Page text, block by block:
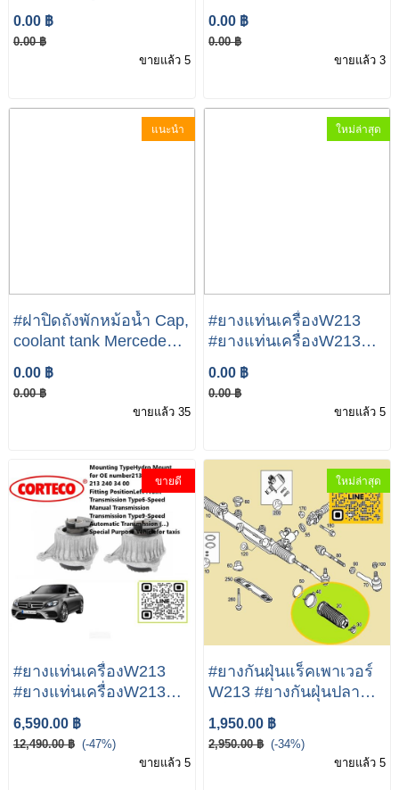
W205 W213 W238
W257 เบอร์ 205 330 55
01-56 01 ยี่ห้อ
0.00 ฿
0.00 ฿
ขายแล้ว 5
Auxiliary Fan Assembly
0999061100 /
A0999061100
0.00 ฿
0.00 ฿
ขายแล้ว 3
แนะนำ
#ฝาปิดถังพักหม้อน้ำ Cap,
coolant tank Mercedes-
0.00 ฿
0.00 ฿
ขายแล้ว 35
ใหม่ล่าสุด
#ยางแท่นเครื่องW213
#ยางแท่นเครื่องW213ดี
เบนซ์ เครื่อง OM654 รุ่น
W205 W213 CLS(W257)
0.00 ฿
0.00 ฿
ขายแล้ว 5
ขายดี
#ยางแท่นเครื่องW213
#ยางแท่นเครื่องW213ดี
เชล #corteco | เบนซ์
เครื่อง OM654 รุ่น W205
W213 CLS(W257) |
6,590.00 ฿
12,490.00 ฿ (-47%)
ขายแล้ว 5
ใหม่ล่าสุด
#ยางกันฝุ่นแร็คเพาเวอร์
W213 #ยางกันฝุ่นปลาย
แร็คแร็คเพาเวอร์ W213
#ลูกหมากแร็คW213 #ไม้
ตีกลองW213 W205
1,950.00 ฿
2,950.00 ฿ (-34%)
ขายแล้ว 5